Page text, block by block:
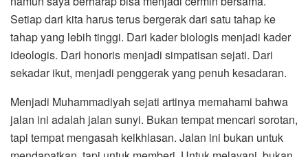
Setiap dari kita harus terus bergerak dari satu tahap ke
tahap yang lebih tinggi. Dari kader biologis menjadi kader
ideologis. Dari honoris menjadi simpatisan sejati. Dari
sekadar ikut, menjadi penggerak yang penuh kesadaran.
Menjadi Muhammadiyah sejati artinya memahami bahwa
jalan ini adalah jalan sunyi. Bukan tempat mencari sorotan,
tapi tempat mengasah keikhlasan. Jalan ini bukan untuk